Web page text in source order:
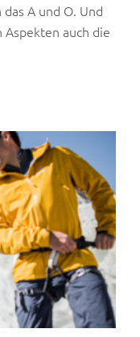
A und O. Und
auch die